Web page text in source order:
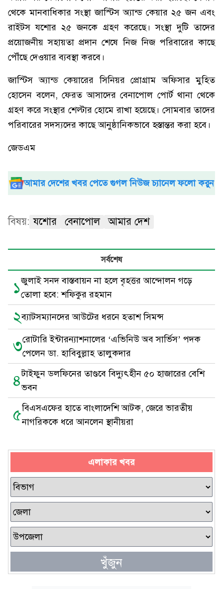
থেকে মানবাধিকার সংস্থা জাস্টিস অ্যান্ড কেয়ার ২৫ জন এবং
রাইটস যশোর ২৫ জনকে গ্রহণ করেছে। সংস্থা দুটি তাদের
প্রয়োজনীয় সহায়তা প্রদান শেষে নিজ নিজ পরিবারের কাছে
পৌঁছে দেওয়ার ব্যবস্থা করবে।
জাস্টিস অ্যান্ড কেয়ারের সিনিয়র প্রোগ্রাম অফিসার মুহিত
হোসেন বলেন, ফেরত আসাদের বেনাপোল পোর্ট থানা থেকে
গ্রহণ করে সংস্থার শেল্টার হোমে রাখা হয়েছে। সোমবার তাদের
পরিবারের সদস্যদের কাছে আনুষ্ঠানিকভাবে হস্তান্তর করা হবে।
জেডএম
আমার দেশের খবর পেতে গুগল নিউজ চ্যানেল ফলো করুন
বিষয়: যশোর বেনাপোল আমার দেশ
সর্বশেষ
১জুলাই সনদ বাস্তবায়ন না হলে বৃহত্তর আন্দোলন গড়ে
তোলা হবে: শফিকুর রহমান
২ব্যাটসম্যানদের আউটের ধরনে হতাশ সিমন্স
৩রোটারি ইন্টারন্যাশনালের ‘এভিনিউ অব সার্ভিস’ পদক
পেলেন ডা. হাবিবুল্লাহ তালুকদার
৪টাইফুন ডলফিনের তাণ্ডবে বিদ্যুৎহীন ৫০ হাজারের বেশি
ভবন
৫বিএসএফের হাতে বাংলাদেশি আটক, জেরে ভারতীয়
নাগরিককে ধরে আনলেন স্থানীয়রা
এলাকার খবর
খুঁজুন